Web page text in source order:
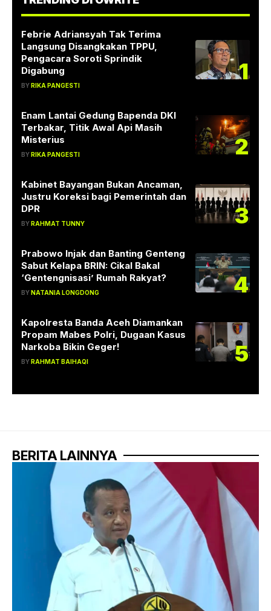
Febrie Adriansyah Tak Terima
Langsung Disangkakan TPPU,
Pengacara Soroti Sprindik
Digabung
BYRIKA PANGESTI
1
Enam Lantai Gedung Bapenda DKI
Terbakar, Titik Awal Api Masih
Misterius
BYRIKA PANGESTI 2
Kabinet Bayangan Bukan Ancaman,
Justru Koreksi bagi Pemerintah dan
DPR
BYRAHMAT TUNNY 3
Prabowo Injak dan Banting Genteng
Sabut Kelapa BRIN: Cikal Bakal
‘Gentengnisasi’ Rumah Rakyat?
BYNATANIA LONGDONG 4
Kapolresta Banda Aceh Diamankan
Propam Mabes Polri, Dugaan Kasus
Narkoba Bikin Geger!
BYRAHMAT BAIHAQI 5
BERITA LAINNYA